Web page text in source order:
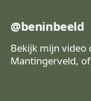
@beninbeeld
Bekijk mijn video
Mantingerveld,